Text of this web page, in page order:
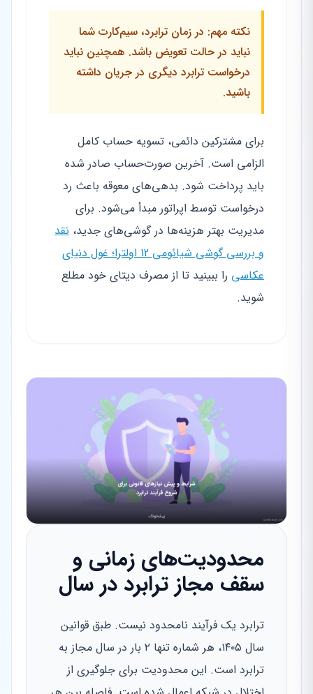
نکته مهم: در زمان ترابرد، سیم‌کارت شما
نباید در حالت تعویض باشد. همچنین نباید
درخواست ترابرد دیگری در جریان داشته
باشید.
برای مشترکین دائمی، تسویه حساب کامل
الزامی است. آخرین صورت‌حساب صادر شده
باید پرداخت شود. بدهی‌های معوقه باعث رد
درخواست توسط اپراتور مبدأ می‌شود. برای
مدیریت بهتر هزینه‌ها در گوشی‌های جدید، نقد
و بررسی گوشی شیائومی 12 اولترا؛ غول دنیای
عکاسی را ببینید تا از مصرف دیتای خود مطلع
شوید.
محدودیت‌های زمانی و
سقف مجاز ترابرد در سال
ترابرد یک فرآیند نامحدود نیست. طبق قوانین
سال ۱۴۰۵، هر شماره تنها ۲ بار در سال مجاز به
ترابرد است. این محدودیت برای جلوگیری از